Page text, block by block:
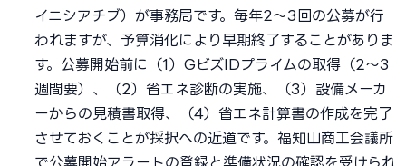
イニシアチブ）が事務局です。毎年2〜3回の公募が行
われますが、予算消化により早期終了することがありま
す。公募開始前に（1）GビズIDプライムの取得（2〜3
週間要）、（2）省エネ診断の実施、（3）設備メーカ
ーからの見積書取得、（4）省エネ計算書の作成を完了
させておくことが採択への近道です。福知山商工会議所
で公募開始アラートの登録と準備状況の確認を受けられ